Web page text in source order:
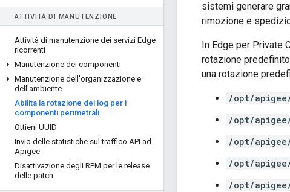
ATTIVITÀ DI MANUTENZIONE
Attività di manutenzione dei servizi Edge
ricorrenti
Manutenzione dei componenti
Manutenzione dell'organizzazione e
dell'ambiente
Abilita la rotazione dei log per i
componenti perimetrali
Ottieni UUID
Invio delle statistiche sul traffico API ad
Apigee
Disattivazione degli RPM per le release
delle patch
sistemi generare
rimozione e
In Edge per Private
rotazione
una rotazione
/opt/
/opt/
/opt/
/opt/
/opt/